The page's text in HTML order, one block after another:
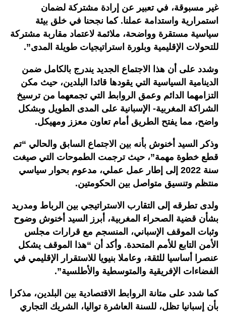
غير مسبوقة، في تعبير عن إرادة مشتركة لضمان
استمرارية واستدامة عملنا. كما نجحنا في خلق بيئة
سياسية مستقرة وواضحة، ملائمة لاعتماد مقاربة مشتركة
للتحولات الإقليمية وبلورة استراتيجيات طويلة المدى”.
وشدد على أن هذا الاجتماع الجديد يندرج بالكامل ضمن
الدينامية السياسية التي يقودها قائدا البلدين، حيث مكن
التزامهما الدائم وعمق الروابط التي تجمعهما من ترسيخ
الشراكة المغربية- الإسبانية على المدى الطويل وبشكل
واضح، مما يفتح الطريق أمام تعاون معزز ومهيكل.
وذكر السيد أخنوش بأنه بين الاجتماع السابق والحالي “تم
قطع خطوة مهمة”، حيث ترجمت الطموحات التي صيغت
سنة 2022 إلى إطار عمل عملي، مدعوم بحوار سياسي
منتظم وتنسيق متواصل بين الحكومتين.
ولدى تطرقه إلى التقارب الاستراتيجي بين الرباط ومدريد
بشأن قضية الصحراء المغربية، أبرز السيد أخنوش وضوح
وثبات الموقف الإسباني، المنسجم مع قرارات مجلس
الأمن التابع للأمم المتحدة. وأكد أن “هذا الموقف يشكل
عنصرا أساسيا للثقة، وعاملا بنيويا للاستقرار الإقليمي في
الفضاءات الإفريقية والمتوسطية والأطلسية”.
كما شدد على متانة الروابط الاقتصادية بين البلدين، مذكرا
بأن إسبانيا تظل، للسنة العاشرة تواليا، الشريك التجاري